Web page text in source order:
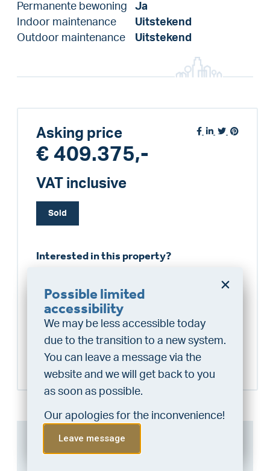
Permanente bewoning
Ja
Indoor maintenance
Uitstekend
Outdoor maintenance
Uitstekend
Asking price
€ 409.375,-
VAT inclusive
Sold
Interested in this property?
0224296441
schagen@vlieg.nl
Can I afford this house?
Do you want a better
chance at being assigned a
home?
Do the financing check and get
“priority” allocation. As an exclusive
service, VLIEG Mortgages offers
Do the check!
Possible limited
accessibility
We may be less accessible today
due to the transition to a new system.
You can leave a message via the
website and we will get back to you
as soon as possible.
Our apologies for the inconvenience!
Leave message